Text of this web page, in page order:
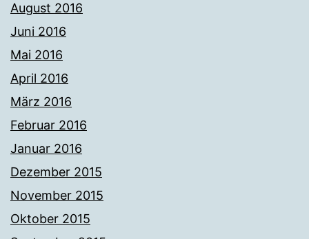
August 2016
Juni 2016
Mai 2016
April 2016
März 2016
Februar 2016
Januar 2016
Dezember 2015
November 2015
Oktober 2015